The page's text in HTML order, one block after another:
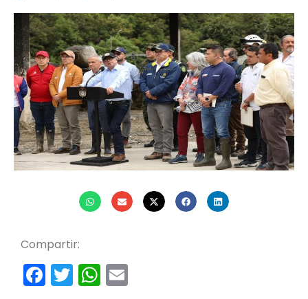
Compartir:
Facebook
TwitterWhatsApp